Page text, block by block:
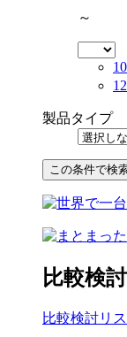
～
製品タイプ
比較検討
比較検討リ